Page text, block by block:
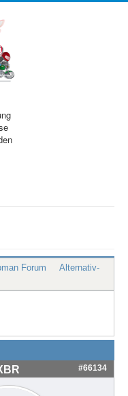
Forum
Alternativ-
#66134